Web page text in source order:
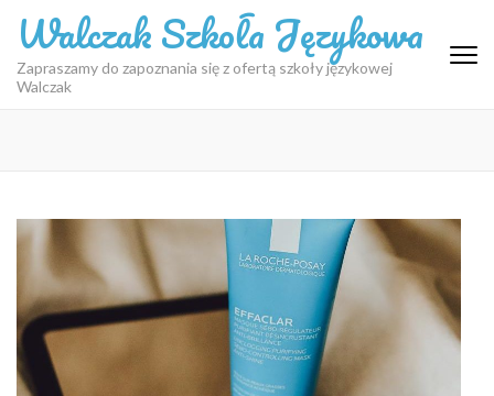
Skip
content
(Press
Walczak Szkoła Językowa
Zapraszamy do zapoznania się z ofertą szkoły językowej
Walczak